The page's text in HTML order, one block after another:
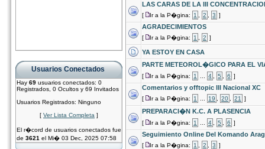
Usuarios Conectados
Hay 69 usuarios conectados: 0
Registrados, 0 Ocultos y 69 Invitados
Usuarios Registrados: Ninguno
[ Ver Lista Completa ]
El r�cord de usuarios conectados fue
de 3621 el Mi� 03 Dec, 2025 07:58
LAS CARAS DE LA III
[ Ir a la P�gina: 1 2 3 ]
AGRADECIMIENTOS
[ Ir a la P�gina: 1 2 ]
YA ESTOY EN CASA
PARTE METEOROL�GICO PARA EL
[ Ir a la P�gina: 1 4 5 6 ]
Comentarios y offtopic III Nacional XC
[ Ir a la P�gina: 1 19 20 21 ]
PREPARACI�N K.C. A PLASENCIA
[ Ir a la P�gina: 1 4 5 6 ]
Seguimiento Online Del Komando
[ Ir a la P�gina: 1 2 3 ]